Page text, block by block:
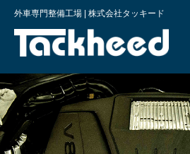
外車専門整備工場 | 株式会社タッキード